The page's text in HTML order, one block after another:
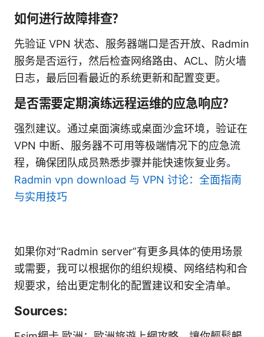
如何进行故障排查？
先验证 VPN 状态、服务器端口是否开放、Radmin
服务是否运行，然后检查网络路由、ACL、防火墙
日志，最后回看最近的系统更新和配置变更。
是否需要定期演练远程运维的应急响应？
强烈建议。通过桌面演练或桌面沙盒环境，验证在
VPN 中断、服务器不可用等极端情况下的应急流
程，确保团队成员熟悉步骤并能快速恢复业务。
Radmin vpn download 与 VPN 讨论：全面指南
与实用技巧
如果你对“Radmin server”有更多具体的使用场景
或需要，我可以根据你的组织规模、网络结构和合
规要求，给出更定制化的配置建议和安全清单。
Sources: